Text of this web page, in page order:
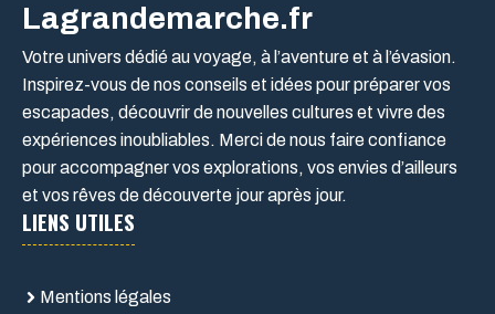
Lagrandemarche.fr
Votre univers dédié au voyage, à l’aventure et à l’évasion.
Inspirez-vous de nos conseils et idées pour préparer vos
escapades, découvrir de nouvelles cultures et vivre des
expériences inoubliables. Merci de nous faire confiance
pour accompagner vos explorations, vos envies d’ailleurs
et vos rêves de découverte jour après jour.
LIENS UTILES
Mentions légales